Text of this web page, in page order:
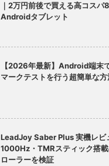
｜2万円前後で買える高コスパ
Androidタブレット
【2026年最新】Android端末
マークテストを行う超簡単な方
LeadJoy Saber Plus 実機レビ
1000Hz・TMRスティック搭載
ローラーを検証